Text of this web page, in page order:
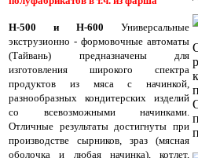
Н-500 и Н-600 Универсальные
экструзионно - формовочные автоматы
(Тайвань) предназначены для
изготовления широкого спектра
продуктов из мяса с начинкой,
разнообразных кондитерских изделий
со всевозможными начинками.
Отличные результаты достигнуты при
производстве сырников, зраз (мясная
оболочка и любая начинка), котлет,